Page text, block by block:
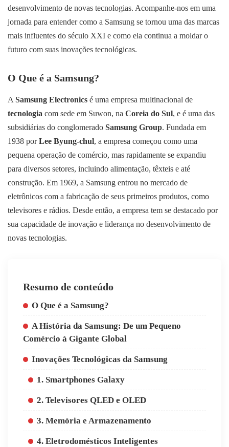
desenvolvimento de novas tecnologias. Acompanhe-nos em uma
jornada para entender como a Samsung se tornou uma das marcas
mais influentes do século XXI e como ela continua a moldar o
futuro com suas inovações tecnológicas.
O Que é a Samsung?
ASamsung Electronics é uma empresa multinacional de
tecnologia com sede em Suwon, na Coreia do Sul, e é uma das
subsidiárias do conglomerado Samsung Group. Fundada em
1938 porLee Byung-chul, a empresa começou como uma
pequena operação de comércio, mas rapidamente se expandiu
para diversos setores, incluindo alimentação, têxteis e até
construção. Em 1969, a Samsung entrou no mercado de
eletrônicos com a fabricação de seus primeiros produtos, como
televisores e rádios. Desde então, a empresa tem se destacado por
sua capacidade de inovação e liderança no desenvolvimento de
novas tecnologias.
Resumo de conteúdo
O Que é a Samsung?
A História da Samsung: De um Pequeno
Comércio à Gigante Global
Inovações Tecnológicas da Samsung
1. Smartphones Galaxy
2. Televisores QLED e OLED
3. Memória e Armazenamento
4. Eletrodomésticos Inteligentes